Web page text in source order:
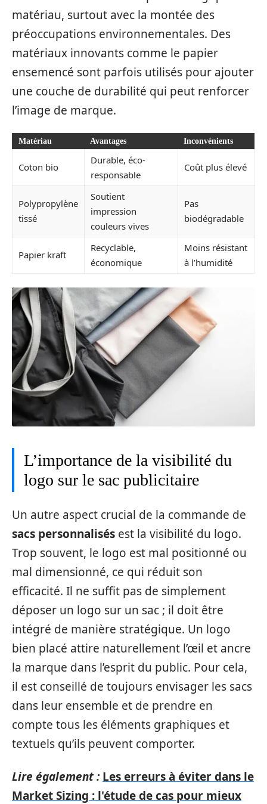
matériau, surtout avec la montée des
préoccupations environnementales. Des
matériaux innovants comme le papier
ensemencé sont parfois utilisés pour ajouter
une couche de durabilité qui peut renforcer
l’image de marque.
Matériau Avantages Inconvénients
Coton bio
Durable, éco-
responsable
Coût plus élevé
Polypropylène
tissé
Soutient
impression
couleurs vives
Pas
biodégradable
Papier kraft
Recyclable,
économique
Moins résistant
à l’humidité
L’importance de la visibilité du
logo sur le sac publicitaire
Un autre aspect crucial de la commande de
sacs personnalisés est la visibilité du logo.
Trop souvent, le logo est mal positionné ou
mal dimensionné, ce qui réduit son
efficacité. Il ne suffit pas de simplement
déposer un logo sur un sac ; il doit être
intégré de manière stratégique. Un logo
bien placé attire naturellement l’œil et ancre
la marque dans l’esprit du public. Pour cela,
il est conseillé de toujours envisager les sacs
dans leur ensemble et de prendre en
compte tous les éléments graphiques et
textuels qu’ils peuvent comporter.
Lire également : Les erreurs à éviter dans le
Market Sizing : l'étude de cas pour mieux